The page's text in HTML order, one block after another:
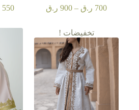
700 ر.ق –
900 ر.ق
خلال
550
تخفيضات !